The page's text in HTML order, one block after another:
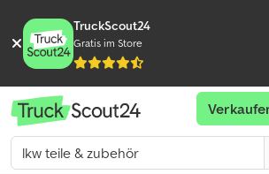
TruckScout24
Gratis im Store